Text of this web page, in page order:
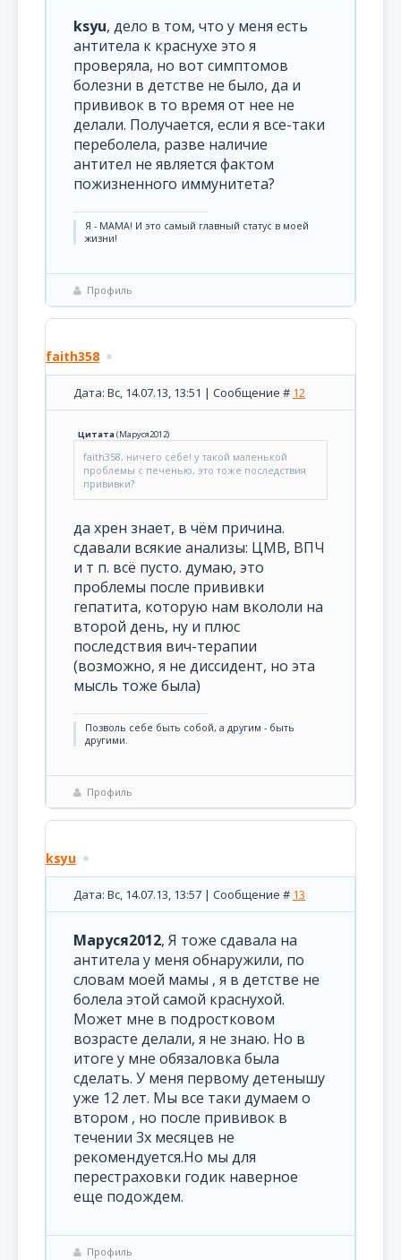
ksyu, дело в том, что у меня есть
антитела к краснухе это я
проверяла, но вот симптомов
болезни в детстве не было, да и
прививок в то время от нее не
делали. Получается, если я все-таки
переболела, разве наличие
антител не является фактом
пожизненного иммунитета?
Я - МАМА! И это самый главный статус в моей
жизни!
Профиль
faith358
Дата: Вс, 14.07.13, 13:51 | Сообщение # 12
Цитата(Маруся2012)
faith358, ничего себе! у такой маленькой
проблемы с печенью, это тоже последствия
прививки?
да хрен знает, в чём причина.
сдавали всякие анализы: ЦМВ, ВПЧ
и т п. всё пусто. думаю, это
проблемы после прививки
гепатита, которую нам вкололи на
второй день, ну и плюс
последствия вич-терапии
(возможно, я не диссидент, но эта
мысль тоже была)
Позволь себе быть собой, а другим - быть
другими.
Профиль
ksyu
Дата: Вс, 14.07.13, 13:57 | Сообщение # 13
Маруся2012, Я тоже сдавала на
антитела у меня обнаружили, по
словам моей мамы , я в детстве не
болела этой самой краснухой.
Может мне в подростковом
возрасте делали, я не знаю. Но в
итоге у мне обязаловка была
сделать. У меня первому детенышу
уже 12 лет. Мы все таки думаем о
втором , но после прививок в
течении 3х месяцев не
рекомендуется.Но мы для
перестраховки годик наверное
еще подождем.
Профиль